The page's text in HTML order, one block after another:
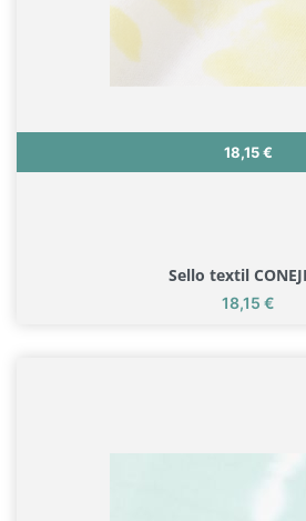
Precio
18,15 €
Sello textil
Precio
18,15 €